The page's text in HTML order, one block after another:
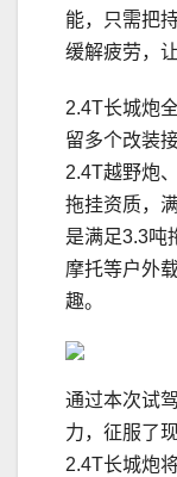
能，只需把
缓解疲劳，
2.4T长城炮
留多个改装
2.4T越野炮
拖挂资质，
是满足3.3吨
摩托等户外
趣。
通过本次试
力，征服了
2.4T长城炮